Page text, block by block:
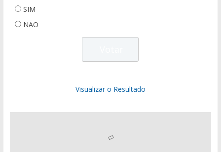
SIM
NÃO
Visualizar o Resultado